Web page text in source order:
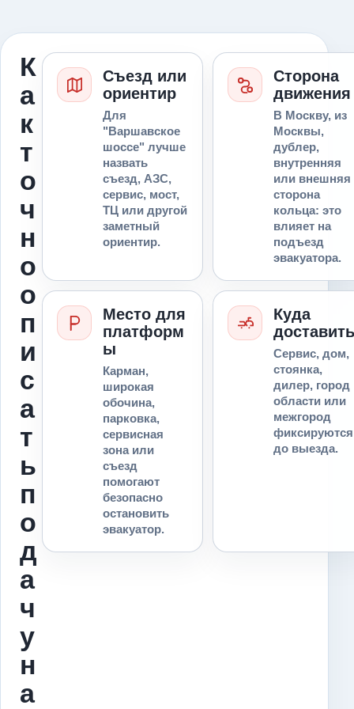
К
а
к
т
о
ч
н
о
о
п
и
с
а
т
ь
п
о
д
а
ч
у
н
а
Съезд или
ориентир
Для
"Варшавское
шоссе" лучше
назвать
съезд, АЗС,
сервис, мост,
ТЦ или другой
заметный
ориентир.
Сторона
движения
В Москву, из
Москвы,
дублер,
внутренняя
или внешняя
сторона
кольца: это
влияет на
подъезд
эвакуатора.
Место для
платформ
ы
Карман,
широкая
обочина,
парковка,
сервисная
зона или
съезд
помогают
безопасно
остановить
эвакуатор.
Куда
доставить
Сервис, дом,
стоянка,
дилер, город
области или
межгород
фиксируются
до выезда.